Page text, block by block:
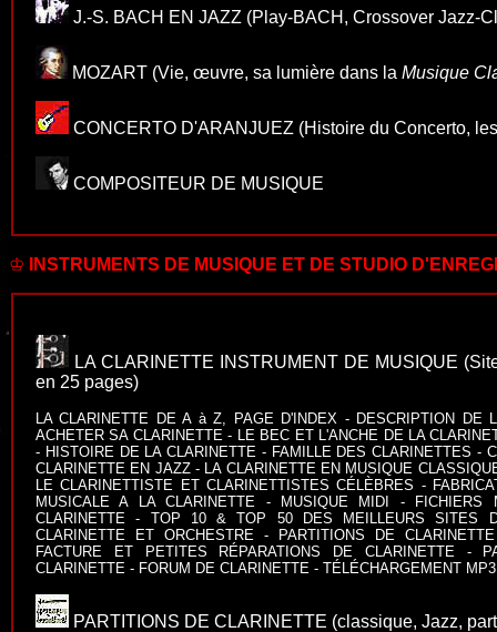
J.-S. BACH EN JAZZ (Play-BACH, Crossover Jazz-
MOZART (Vie, œuvre, sa lumière dans la Musique
CONCERTO D'ARANJUEZ (Histoire du Concerto,
COMPOSITEUR DE MUSIQUE
♔ INSTRUMENTS DE MUSIQUE ET DE STUDIO
LA CLARINETTE INSTRUMENT DE MUSIQUE
en 25 pages)
LA CLARINETTE DE A à Z, PAGE D'INDEX - DESCRIPTION DE
ACHETER SA CLARINETTE - LE BEC ET L'ANCHE DE LA
- HISTOIRE DE LA CLARINETTE - FAMILLE DES CLARINETTES -
CLARINETTE EN JAZZ- LA CLARINETTE EN MUSIQUE
LE CLARINETTISTE ET CLARINETTISTES CÉLÈBRES -
MUSICALE A LA CLARINETTE - MUSIQUE MIDI - FICHIERS
CLARINETTE - TOP 10 & TOP 50 DES MEILLEURS SITES
CLARINETTE ET ORCHESTRE - PARTITIONS DE CLARINETTE
FACTURE ET PETITES RÉPARATIONS DE CLARINETTE -
CLARINETTE - FORUM DE CLARINETTE - TÉLÉCHARGEMENT
PARTITIONS DE CLARINETTE (classique, Jazz,